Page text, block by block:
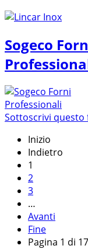
Sogeco
Sottoscrivi questo
Inizio
Indietro
1
2
3
…
Avanti
Fine
Pagina 1 di 17